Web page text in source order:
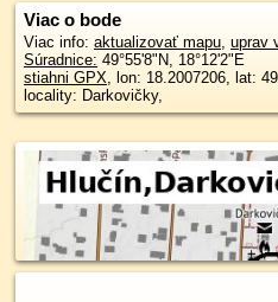
Viac o bode
Viac info: aktualizovať mapu, uprav
Súradnice: 49°55'8"N, 18°12'2"E
stiahni GPX, lon: 18.2007206, lat:
locality: Darkovičky,